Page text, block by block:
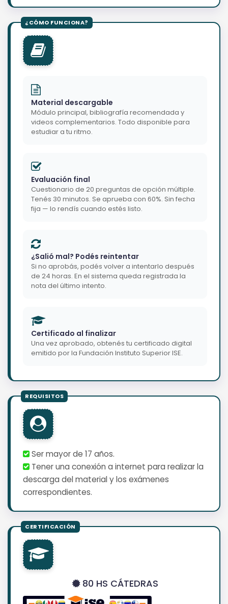
Material descargable
Módulo principal, bibliografía recomendada y
videos complementarios. Todo disponible para
estudiar a tu ritmo.
Evaluación final
Cuestionario de 20 preguntas de opción múltiple.
Tenés 30 minutos. Se aprueba con 60%. Sin fecha
fija — lo rendís cuando estés listo.
¿Salió mal? Podés reintentar
Si no aprobás, podés volver a intentarlo después
de 24 horas. En el sistema queda registrada la
nota del último intento.
Certificado al finalizar
Una vez aprobado, obtenés tu certificado digital
emitido por la Fundación Instituto Superior ISE.
Ser mayor de 17 años.
Tener una conexión a internet para realizar la
descarga del material y los exámenes
correspondientes.
80 HS CÁTEDRAS